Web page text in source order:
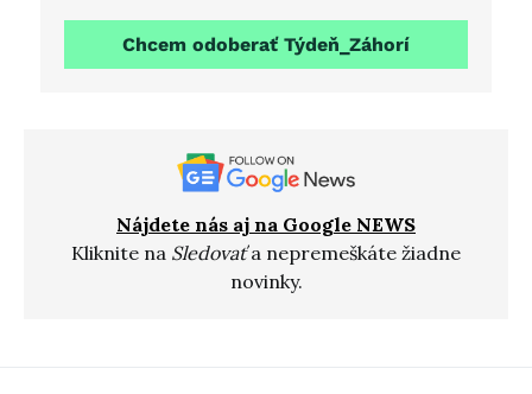
Chcem odoberať Týdeň_Záhorí
Nájdete nás aj na Google NEWS
Kliknite na Sledovaťa nepremeškáte žiadne
novinky.